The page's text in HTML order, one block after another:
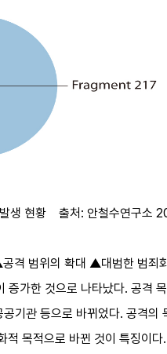
생 현황 출처: 안철수연구소
범위의 확대 ▲대범한 범죄
증가한 것으로 나타났다. 공격
기관 등으로 바뀌었다. 공격
목적으로 바뀐 것이 특징이